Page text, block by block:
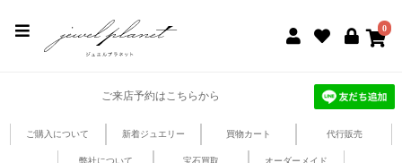
0
ご来店予約はこちらから
ご購入について 新着ジュエリー 買物カート 代行販売
弊社について 宝石買取 オーダーメイド